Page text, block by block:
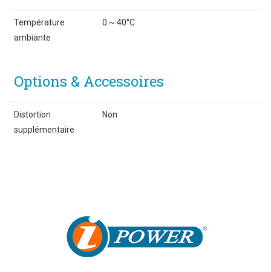
Température
ambiante
0 ~ 40°C
Options & Accessoires
Distortion
supplémentaire
Non